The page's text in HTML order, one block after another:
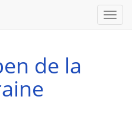
Menu
de la